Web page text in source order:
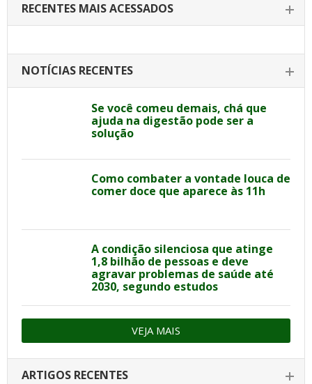
RECENTES MAIS ACESSADOS
NOTÍCIAS RECENTES
Se você comeu demais, chá que
ajuda na digestão pode ser a
solução
Como combater a vontade louca de
comer doce que aparece às 11h
A condição silenciosa que atinge
1,8 bilhão de pessoas e deve
agravar problemas de saúde até
2030, segundo estudos
VEJA MAIS
ARTIGOS RECENTES